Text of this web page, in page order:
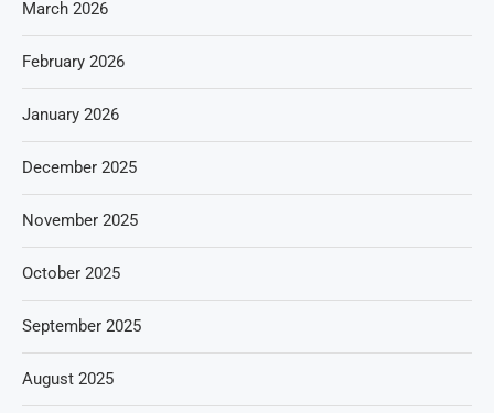
March 2026
February 2026
January 2026
December 2025
November 2025
October 2025
September 2025
August 2025